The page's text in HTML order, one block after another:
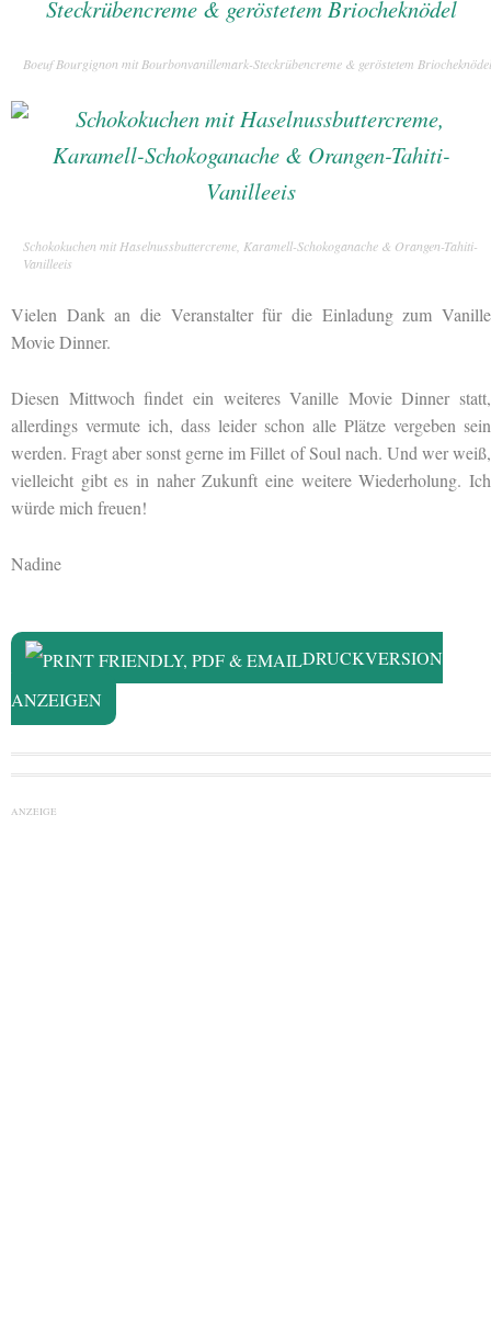
Boeuf Bourgignon mit Bourbonvanillemark-Steckrübencreme & geröstetem Briocheknödel
Schokokuchen mit Haselnussbuttercreme, Karamell-Schokoganache & Orangen-Tahiti-
Vanilleeis
Vielen Dank an die Veranstalter für die Einladung zum Vanille
Movie Dinner.
Diesen Mittwoch findet ein weiteres Vanille Movie Dinner statt,
allerdings vermute ich, dass leider schon alle Plätze vergeben sein
werden. Fragt aber sonst gerne im Fillet of Soul nach. Und wer weiß,
vielleicht gibt es in naher Zukunft eine weitere Wiederholung. Ich
würde mich freuen!
Nadine
DRUCKVERSION
ANZEIGEN
ANZEIGE